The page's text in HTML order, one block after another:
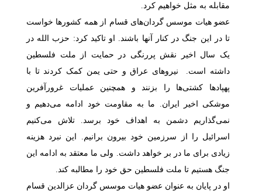
مقابله به مثل خواهیم کرد
عضو هیات موسس گردان‌های قسام از همه کشورها خواست
تا در این جنگ در کنار آنها باشند. او تاکید کرد: حزب الله در
یک سال اخیر نقش پررنگی در حمایت از ملت فلسطین
داشته است. نیروهای عراق و حتی یمن کمک کردند تا با
پهپادها کشتی‌ها را بزنند و همچنین عملیات غرورآفرین
موشکی اخیر ایران. ما به مقاومت خود ادامه می‌دهیم و
نمی‌گذاریم دشمن به اهداف خود برسد. تلاش می‌کنیم
اسرائیل را از سرزمین خود بیرون برانیم. این نبرد هزینه
زیادی برای ما در بر خواهد داشت. ولی ما معتقد به ادامه این
جنگ هستیم تا ملت فلسطین حق خود را مطالبه کند.
او در پایان به عنوان عضو هیات موسس گردان عزالدین قسام